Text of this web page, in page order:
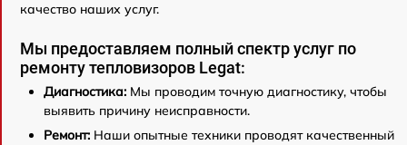
качество наших услуг.
Мы предоставляем полный спектр услуг по
ремонту тепловизоров Legat:
Диагностика: Мы проводим точную диагностику, чтобы
выявить причину неисправности.
Ремонт: Наши опытные техники проводят качественный